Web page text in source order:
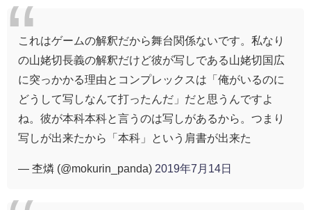
これはゲームの解釈だから舞台関係ないです。私なり
の山姥切長義の解釈だけど彼が写しである山姥切国広
に突っかかる理由とコンプレックスは「俺がいるのに
どうして写しなんて打ったんだ」だと思うんですよ
ね。彼が本科本科と言うのは写しがあるから。つまり
写しが出来たから「本科」という肩書が出来た
— 杢燐 (@mokurin_panda) 2019年7月14日